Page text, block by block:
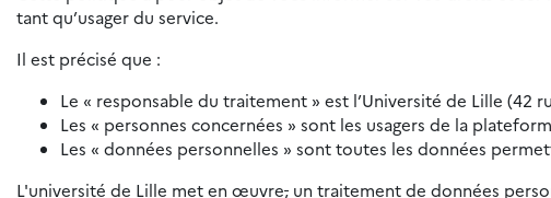
tant qu’usager du service.
Il est précisé que :
Le « responsable du traitement » est l’Université de Lille (42
Les « personnes concernées » sont les usagers de la
Les « données personnelles » sont toutes les données
L'université de Lille met en œuvre, un traitement de données